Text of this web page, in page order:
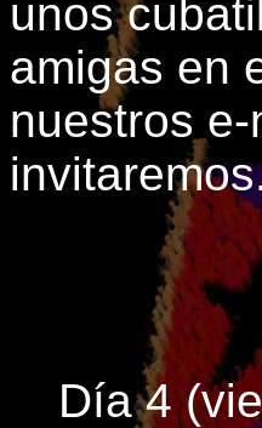
unos
amigas en
nuestros
Día 4